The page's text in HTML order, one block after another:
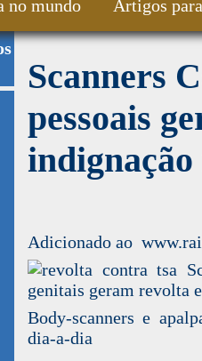
no mundo Artigos
Scanners
pessoais
Adicionado ao
Body-scanners e
dia-a-dia